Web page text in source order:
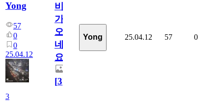
Yong
57
0
0
25.04.12
3
비
가
오
네
요
[3]
Yong 25.04.12 57 0